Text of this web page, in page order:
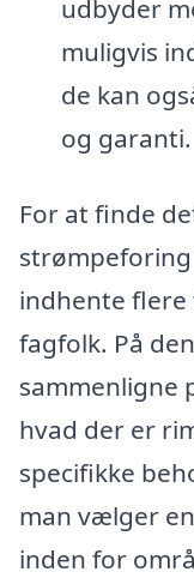
udbyder
muligvis
de kan
og garanti.
For at finde
strømpeforing
indhente
fagfolk. På
sammenligne
hvad der er
specifikke
man vælger
inden for